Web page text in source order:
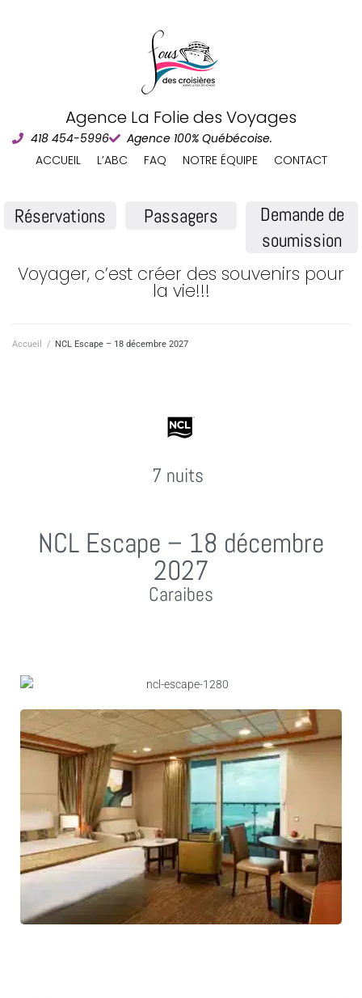
Agence La Folie des Voyages
418 454-5996
Agence 100% Québécoise.
ACCUEIL
L’ABC FAQ NOTRE ÉQUIPE CONTACT
Réservations Passagers
Demande de
soumission
Voyager, c’est créer des souvenirs pour
la vie!!!
Accueil / NCL Escape – 18 décembre 2027
7 nuits
NCL Escape – 18 décembre
2027
Caraibes